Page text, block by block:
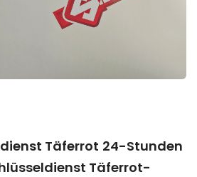
Täferrot 24-Stunden
Täferrot-